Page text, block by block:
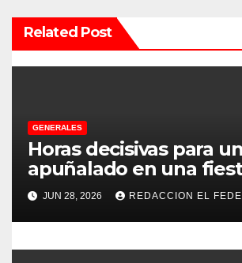
ó
n
e
e
n
t
r
Related Post
GENERALES
Horas decisivas para
apuñalado en una
con más de 500
Chilecito
JUN 28, 2026 REDACCION EL